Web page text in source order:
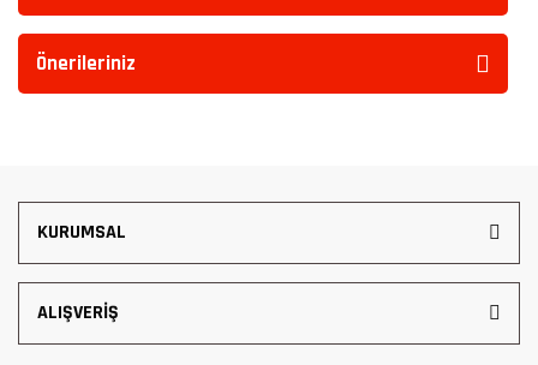
Önerileriniz
KURUMSAL
ALIŞVERİŞ